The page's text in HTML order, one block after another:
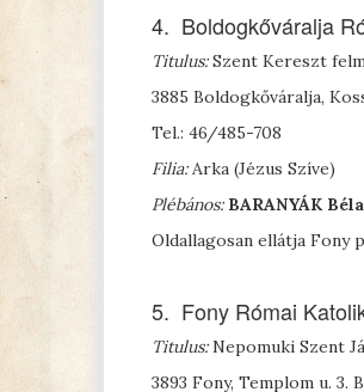
4. Boldogkőváralja
Titulus:Szent Kereszt
3885 Boldogkőváralja,
Tel.: 46/485-708
Filia:Arka (Jézus Szíve)
Plébános: BARANYÁK Béla
Oldallagosan ellátja Fony
5. Fony Római
Titulus:Nepomuki Szent
3893 Fony, Templom u. 3.